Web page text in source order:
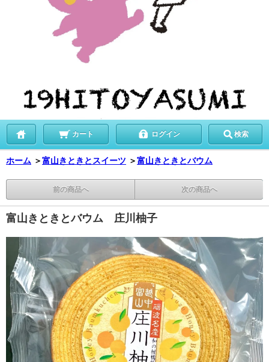
カート ログイン 検索
ホーム ＞富山きときとスイーツ ＞富山きときとバウム
前の商品へ 次の商品へ
富山きときとバウム 庄川柚子